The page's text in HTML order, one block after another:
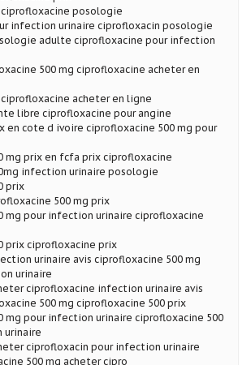
posologie
infection urinaire ciprofloxacin posologie
adulte ciprofloxacine pour infection
500 mg ciprofloxacine acheter en
acheter en ligne
libre ciprofloxacine pour angine
en cote d ivoire ciprofloxacine 500 mg pour
mg prix en fcfa prix ciprofloxacine
infection urinaire posologie
prix
500 mg prix
mg pour infection urinaire ciprofloxacine
prix ciprofloxacine prix
urinaire avis ciprofloxacine 500 mg
urinaire
ciprofloxacine infection urinaire avis
500 mg ciprofloxacine 500 prix
mg pour infection urinaire ciprofloxacine 500
urinaire
ciprofloxacin pour infection urinaire
500 mg acheter cipro